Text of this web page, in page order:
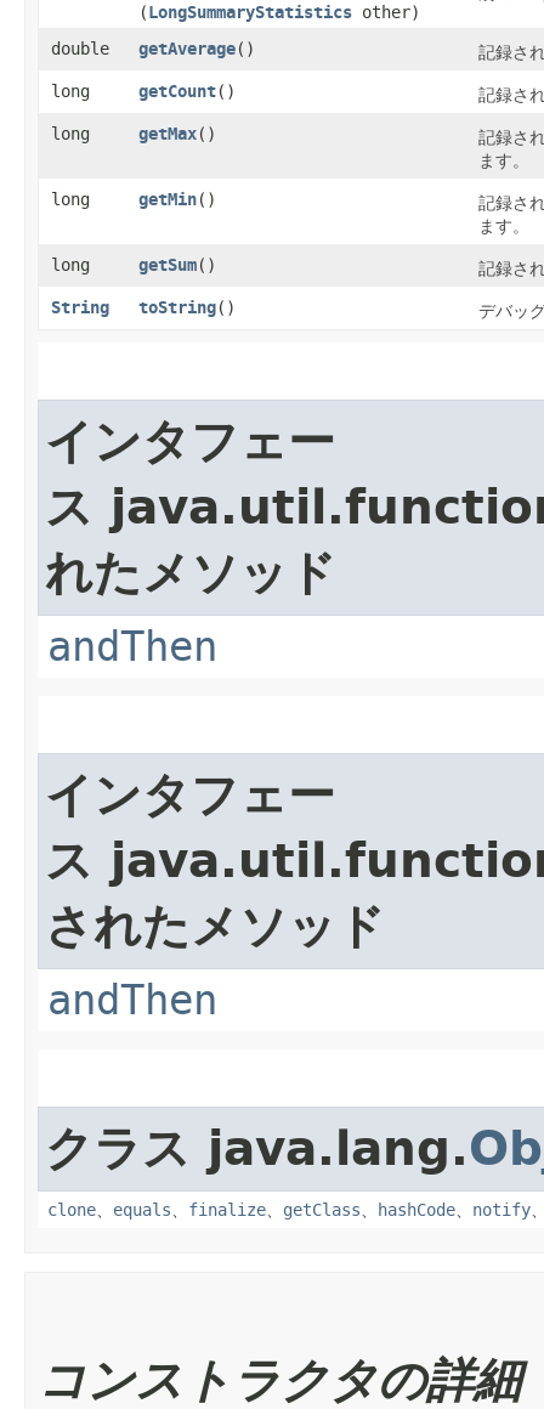
(LongSummaryStatistics other)
double getAverage() 記録さ
long getCount() 記録さ
long getMax()
記録さ
ます。
long getMin()
記録さ
ます。
long getSum() 記録さ
String toString() デバッ
インタフェー
ス
れたメソッド
andThen
インタフェー
ス
されたメソッド
andThen
クラス java.lang.
clone、 equals、 finalize、 getClass、 hashCode、 notify
コンストラクタの詳細